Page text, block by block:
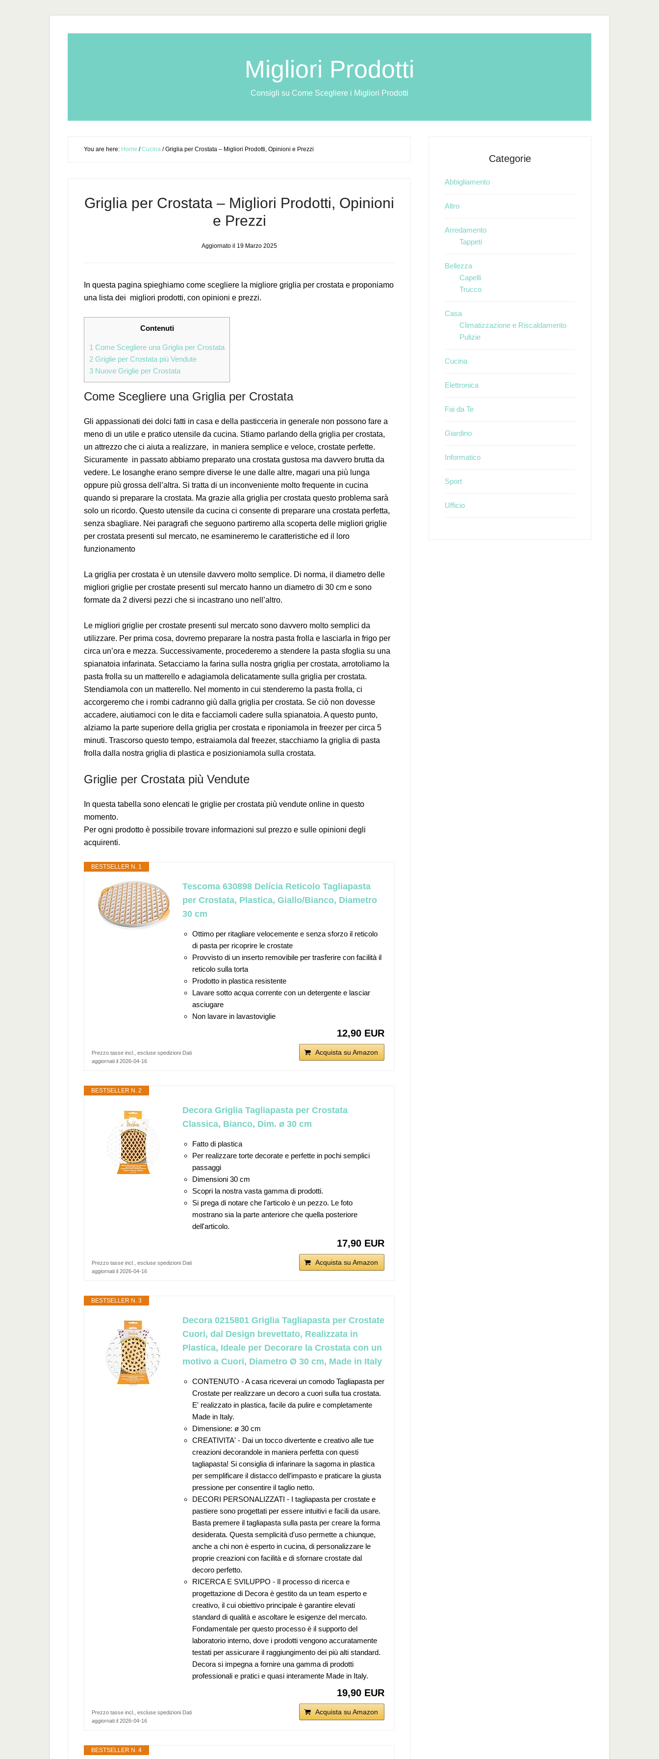
Migliori Prodotti
Consigli su Come Scegliere i Migliori Prodotti
You are here: Home / Cucina /Griglia per Crostata – Migliori Prodotti, Opinioni e Prezzi
Griglia per Crostata – Migliori Prodotti, Opinioni
e Prezzi
Aggiornato il 19 Marzo 2025
In questa pagina spieghiamo come scegliere la migliore griglia per crostata e proponiamo
una lista dei migliori prodotti, con opinioni e prezzi.
Contenuti
1 Come Scegliere una Griglia per Crostata
2 Griglie per Crostata più Vendute
3 Nuove Griglie per Crostata
Come Scegliere una Griglia per Crostata
Gli appassionati dei dolci fatti in casa e della pasticceria in generale non possono fare a
meno di un utile e pratico utensile da cucina. Stiamo parlando della griglia per crostata,
un attrezzo che ci aiuta a realizzare, in maniera semplice e veloce, crostate perfette.
Sicuramente in passato abbiamo preparato una crostata gustosa ma davvero brutta da
vedere. Le losanghe erano sempre diverse le une dalle altre, magari una più lunga
oppure più grossa dell’altra. Si tratta di un inconveniente molto frequente in cucina
quando si preparare la crostata. Ma grazie alla griglia per crostata questo problema sarà
solo un ricordo. Questo utensile da cucina ci consente di preparare una crostata perfetta,
senza sbagliare. Nei paragrafi che seguono partiremo alla scoperta delle migliori griglie
per crostata presenti sul mercato, ne esamineremo le caratteristiche ed il loro
funzionamento
La griglia per crostata è un utensile davvero molto semplice. Di norma, il diametro delle
migliori griglie per crostate presenti sul mercato hanno un diametro di 30 cm e sono
formate da 2 diversi pezzi che si incastrano uno nell’altro.
Le migliori griglie per crostate presenti sul mercato sono davvero molto semplici da
utilizzare. Per prima cosa, dovremo preparare la nostra pasta frolla e lasciarla in frigo per
circa un’ora e mezza. Successivamente, procederemo a stendere la pasta sfoglia su una
spianatoia infarinata. Setacciamo la farina sulla nostra griglia per crostata, arrotoliamo la
pasta frolla su un matterello e adagiamola delicatamente sulla griglia per crostata.
Stendiamola con un matterello. Nel momento in cui stenderemo la pasta frolla, ci
accorgeremo che i rombi cadranno giù dalla griglia per crostata. Se ciò non dovesse
accadere, aiutiamoci con le dita e facciamoli cadere sulla spianatoia. A questo punto,
alziamo la parte superiore della griglia per crostata e riponiamola in freezer per circa 5
minuti. Trascorso questo tempo, estraiamola dal freezer, stacchiamo la griglia di pasta
frolla dalla nostra griglia di plastica e posizioniamola sulla crostata.
Griglie per Crostata più Vendute
In questa tabella sono elencati le griglie per crostata più vendute online in questo
momento.
Per ogni prodotto è possibile trovare informazioni sul prezzo e sulle opinioni degli
acquirenti.
BESTSELLER N. 1
Tescoma 630898 Delícia Reticolo Tagliapasta
per Crostata, Plastica, Giallo/Bianco, Diametro
30 cm
Ottimo per ritagliare velocemente e senza sforzo il reticolo
di pasta per ricoprire le crostate
Provvisto di un inserto removibile per trasferire con facilità il
reticolo sulla torta
Prodotto in plastica resistente
Lavare sotto acqua corrente con un detergente e lasciar
asciugare
Non lavare in lavastoviglie
12,90 EUR
Acquista su Amazon
Prezzo tasse incl., escluse spedizioni Dati
aggiornati il 2026-04-16
BESTSELLER N. 2
Decora Griglia Tagliapasta per Crostata
Classica, Bianco, Dim. ø 30 cm
Fatto di plastica
Per realizzare torte decorate e perfette in pochi semplici
passaggi
Dimensioni 30 cm
Scopri la nostra vasta gamma di prodotti.
Si prega di notare che l'articolo è un pezzo. Le foto
mostrano sia la parte anteriore che quella posteriore
dell'articolo.
17,90 EUR
Acquista su Amazon
Prezzo tasse incl., escluse spedizioni Dati
aggiornati il 2026-04-16
BESTSELLER N. 3
Decora 0215801 Griglia Tagliapasta per Crostate
Cuori, dal Design brevettato, Realizzata in
Plastica, Ideale per Decorare la Crostata con un
motivo a Cuori, Diametro Ø 30 cm, Made in Italy
CONTENUTO - A casa riceverai un comodo Tagliapasta per
Crostate per realizzare un decoro a cuori sulla tua crostata.
E' realizzato in plastica, facile da pulire e completamente
Made in Italy.
Dimensione: ø 30 cm
CREATIVITA' - Dai un tocco divertente e creativo alle tue
creazioni decorandole in maniera perfetta con questi
tagliapasta! Si consiglia di infarinare la sagoma in plastica
per semplificare il distacco dell’impasto e praticare la giusta
pressione per consentire il taglio netto.
DECORI PERSONALIZZATI - I tagliapasta per crostate e
pastiere sono progettati per essere intuitivi e facili da usare.
Basta premere il tagliapasta sulla pasta per creare la forma
desiderata. Questa semplicità d'uso permette a chiunque,
anche a chi non è esperto in cucina, di personalizzare le
proprie creazioni con facilità e di sfornare crostate dal
decoro perfetto.
RICERCA E SVILUPPO - Il processo di ricerca e
progettazione di Decora è gestito da un team esperto e
creativo, il cui obiettivo principale è garantire elevati
standard di qualità e ascoltare le esigenze del mercato.
Fondamentale per questo processo è il supporto del
laboratorio interno, dove i prodotti vengono accuratamente
testati per assicurare il raggiungimento dei più alti standard.
Decora si impegna a fornire una gamma di prodotti
professionali e pratici e quasi interamente Made in Italy.
19,90 EUR
Acquista su Amazon
Prezzo tasse incl., escluse spedizioni Dati
aggiornati il 2026-04-16
BESTSELLER N. 4
Categorie
Abbigliamento
Altro
Arredamento
Tappeti
Bellezza
Capelli
Trucco
Casa
Climatizzazione e Riscaldamento
Pulizie
Cucina
Elettronica
Fai da Te
Giardino
Informatico
Sport
Ufficio